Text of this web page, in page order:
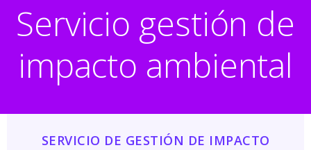
Servicio gestión de
impacto ambiental
SERVICIO DE GESTIÓN DE IMPACTO